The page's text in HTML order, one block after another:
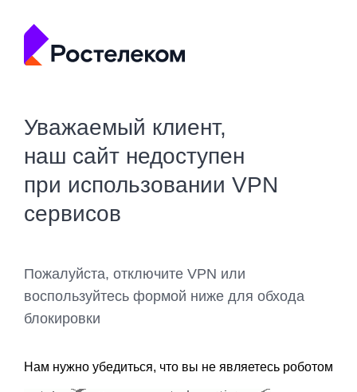
Уважаемый клиент,
наш сайт недоступен
при использовании VPN
сервисов
Пожалуйста, отключите VPN или
воспользуйтесь формой ниже для обхода
блокировки
Нам нужно убедиться, что вы не являетесь роботом